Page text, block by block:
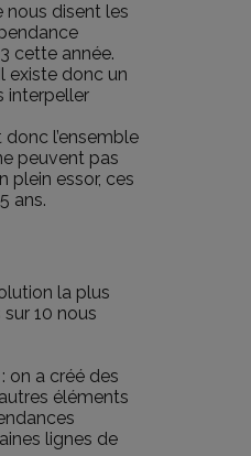
nous disent les
cette année.
existe donc un
interpeller
l’ensemble
peuvent pas
plein essor, ces
ans.
la plus
10 nous
on a créé des
éléments
lignes de